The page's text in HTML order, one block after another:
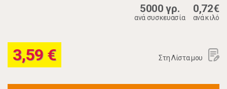
5000 γρ.
ανά συσκευασία
0,72€
ανά κιλό
3,59 € Στη Λίστα μου